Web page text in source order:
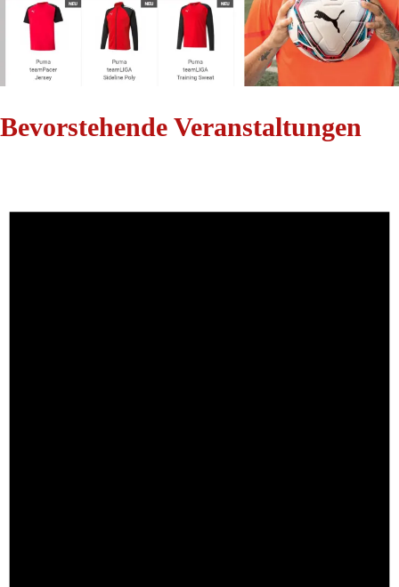
Bevorstehende Veranstaltungen